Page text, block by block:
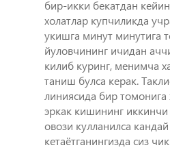
бир-икки бекатдан
холатлар купчиликда
укишга минут минутига
йуловчининг ичидан
килиб куринг, менимча
таниш булса керак.
линиясида бир
эркак кишининг
овози кулланилса
кетаётганингизда сиз